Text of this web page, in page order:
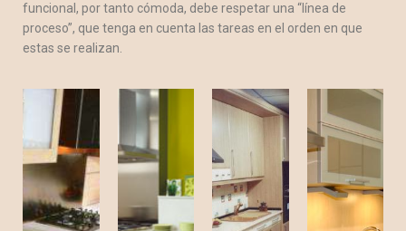
funcional, por tanto cómoda, debe respetar una “línea de
proceso”, que tenga en cuenta las tareas en el orden en que
estas se realizan.